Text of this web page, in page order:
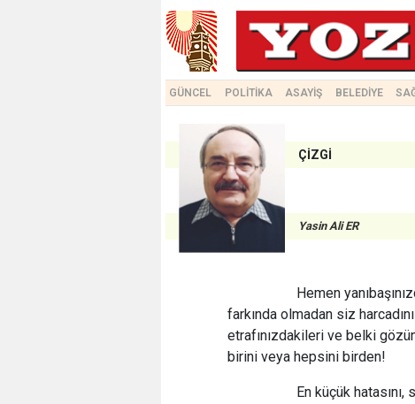
GÜNCEL POLİTİKA ASAYİŞ BELEDİYE
ÇİZGİ
Yasin Ali ER
Hemen
farkında olmadan siz
etrafınızdakileri ve belki
birini veya hepsini birden!
En küçük hatasını,